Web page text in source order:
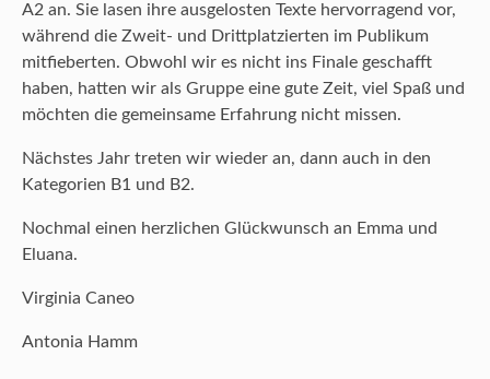
A2 an. Sie lasen ihre ausgelosten Texte hervorragend vor,
während die Zweit- und Drittplatzierten im Publikum
mitfieberten. Obwohl wir es nicht ins Finale geschafft
haben, hatten wir als Gruppe eine gute Zeit, viel Spaß und
möchten die gemeinsame Erfahrung nicht missen.
Nächstes Jahr treten wir wieder an, dann auch in den
Kategorien B1 und B2.
Nochmal einen herzlichen Glückwunsch an Emma und
Eluana.
Virginia Caneo
Antonia Hamm